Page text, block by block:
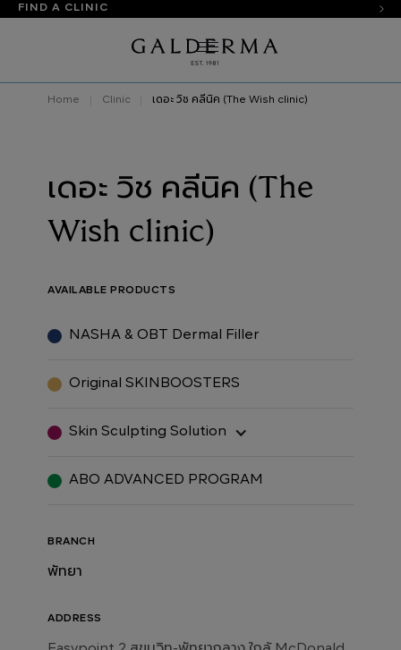
FIND A CLINIC
Home Clinic เดอะ วิช คลีนิค (The Wish clinic)
เดอะ วิช คลีนิค (The
Wish clinic)
AVAILABLE PRODUCTS
NASHA & OBT Dermal Filler
Original SKINBOOSTERS
Skin Sculpting Solution
ABO ADVANCED PROGRAM
BRANCH
พัทยา
ADDRESS